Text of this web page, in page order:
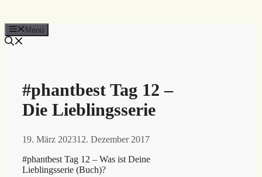
Menü
#phantbest Tag 12 –
Die Lieblingsserie
19. März 202312. Dezember 2017
#phantbest Tag 12 – Was ist Deine
Lieblingsserie (Buch)?